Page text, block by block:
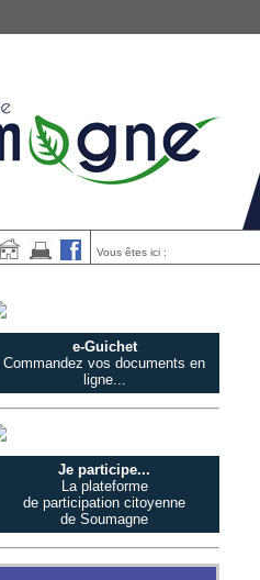
Vous êtes ici :
e-Guichet
Commandez vos documents en
ligne...
Je participe...
La plateforme
de participation citoyenne
de Soumagne